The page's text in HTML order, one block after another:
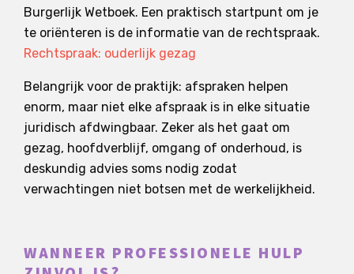
Burgerlijk Wetboek. Een praktisch startpunt om je
te oriënteren is de informatie van de rechtspraak.
Rechtspraak: ouderlijk gezag
Belangrijk voor de praktijk: afspraken helpen
enorm, maar niet elke afspraak is in elke situatie
juridisch afdwingbaar. Zeker als het gaat om
gezag, hoofdverblijf, omgang of onderhoud, is
deskundig advies soms nodig zodat
verwachtingen niet botsen met de werkelijkheid.
WANNEER PROFESSIONELE HULP